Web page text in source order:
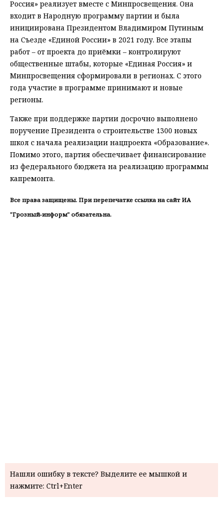
Россия» реализует вместе с Минпросвещения. Она
входит в Народную программу партии и была
инициирована Президентом Владимиром Путиным
на Съезде «Единой России» в 2021 году. Все этапы
работ – от проекта до приёмки – контролируют
общественные штабы, которые «Единая Россия» и
Минпросвещения сформировали в регионах. С этого
года участие в программе принимают и новые
регионы.
Также при поддержке партии досрочно выполнено
поручение Президента о строительстве 1300 новых
школ с начала реализации нацпроекта «Образование».
Помимо этого, партия обеспечивает финансирование
из федерального бюджета на реализацию программы
капремонта.
Все права защищены. При перепечатке ссылка на сайт ИА
"Грозный-информ" обязательна.
Нашли ошибку в тексте? Выделите ее мышкой и
нажмите: Ctrl+Enter